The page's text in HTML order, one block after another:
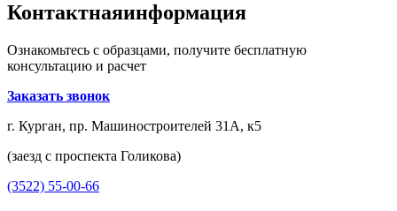
Контактнаяинформация
Ознакомьтесь с образцами, получите бесплатную
консультацию и расчет
Заказать звонок
г. Курган, пр. Машиностроителей 31А, к5
(заезд с проспекта Голикова)
(3522) 55-00-66